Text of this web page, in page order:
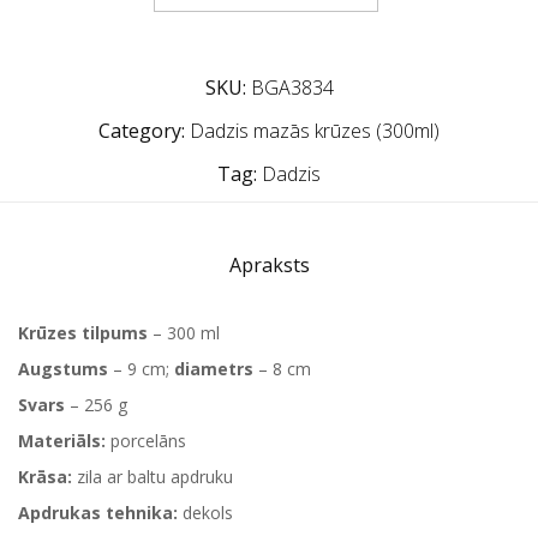
SKU: BGA3834
Category: Dadzis mazās krūzes (300ml)
Tag: Dadzis
Apraksts
Krūzes tilpums – 300 ml
Augstums – 9 cm; diametrs – 8 cm
Svars – 256 g
Materiāls: porcelāns
Krāsa: zila ar baltu apdruku
Apdrukas tehnika: dekols